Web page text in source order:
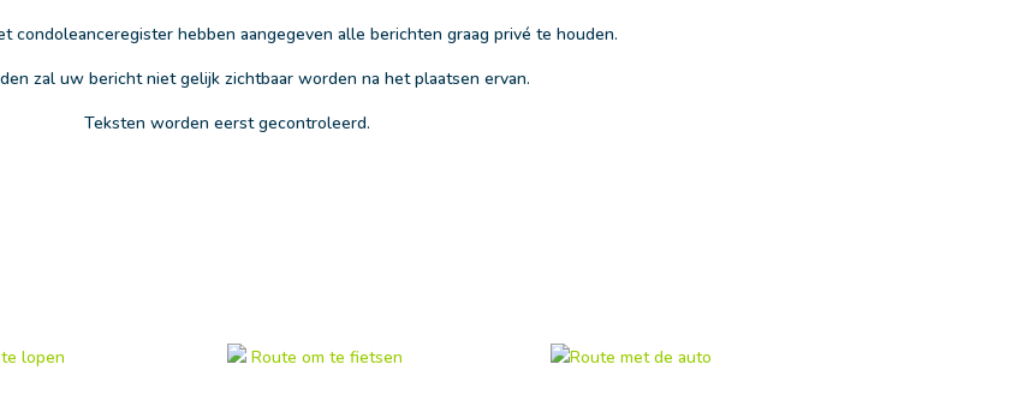
condoleanceregister hebben aangegeven alle berichten graag privé te houden.
zal uw bericht niet gelijk zichtbaar worden na het plaatsen ervan.
Teksten worden eerst gecontroleerd.
lopen Route om te fietsen Route met de auto